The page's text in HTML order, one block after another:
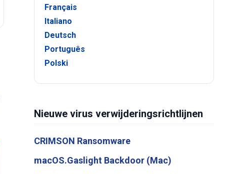
Français
Italiano
Deutsch
Português
Polski
Nieuwe virus verwijderingsrichtlijnen
CRIMSON Ransomware
macOS.Gaslight Backdoor (Mac)